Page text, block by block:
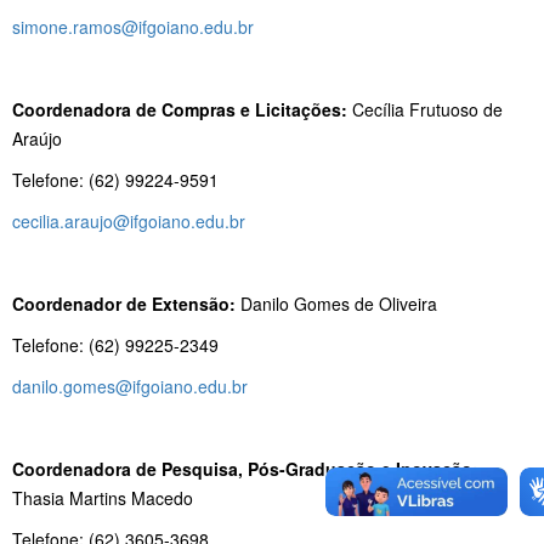
simone.ramos@ifgoiano.edu.br
Coordenadora de Compras e Licitações: Cecília Frutuoso de
Araújo
Telefone: (62) 99224-9591
cecilia.araujo@ifgoiano.edu.br
Coordenador de Extensão: Danilo Gomes de Oliveira
Telefone: (62) 99225-2349
danilo.gomes@ifgoiano.edu.br
Coordenadora de Pesquisa, Pós-Graduação e Inovação:
Thasia Martins Macedo
Telefone: (62) 3605-3698